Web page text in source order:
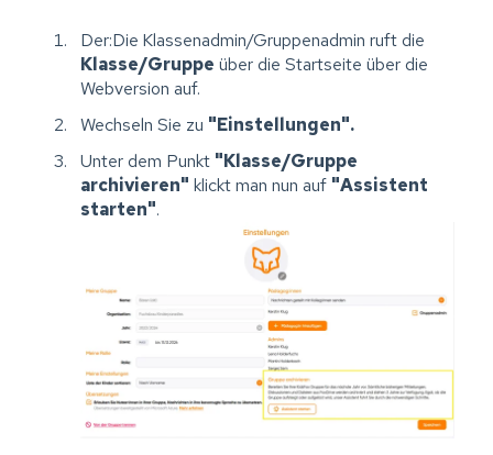
Der:Die Klassenadmin/Gruppenadmin ruft die
Klasse/Gruppe über die Startseite über die
Webversion auf.
Wechseln Sie zu "Einstellungen".
Unter dem Punkt "Klasse/Gruppe
archivieren" klickt man nun auf "Assistent
starten".